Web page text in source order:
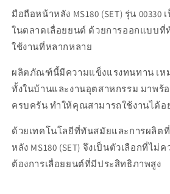
หน้า
MS180
(SET)
หลัง
(SET)
มือถือหน้าหลัง MS180 (SET) รุ่น
ในตลาดเลื่อยยนต์ ด้วยการออกแบบ
ใช้งานที่หลากหลาย
ผลิตภัณฑ์นี้มีความแข็งแรงทนทาน เห
ทั้งในบ้านและงานอุตสาหกรรม มาพร้
ครบครัน ทำให้คุณสามารถใช้งานได้อ
ด้วยเทคโนโลยีที่ทันสมัยและการผลิ
หลัง MS180 (SET) จึงเป็นตัวเลือกที่ไม่
ต้องการเลื่อยยนต์ที่มีประสิทธิภาพสูง